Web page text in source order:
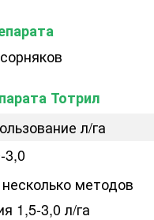
Тотрил
л/га
3,0
методов
1,5-3,0 л/га